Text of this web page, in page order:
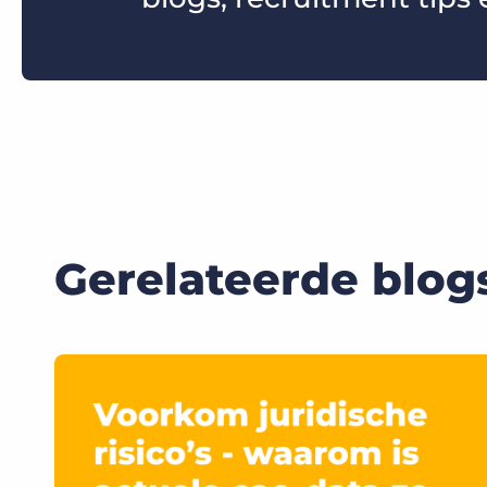
Gerelateerde